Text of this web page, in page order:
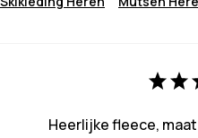
Heerlijke fleece,